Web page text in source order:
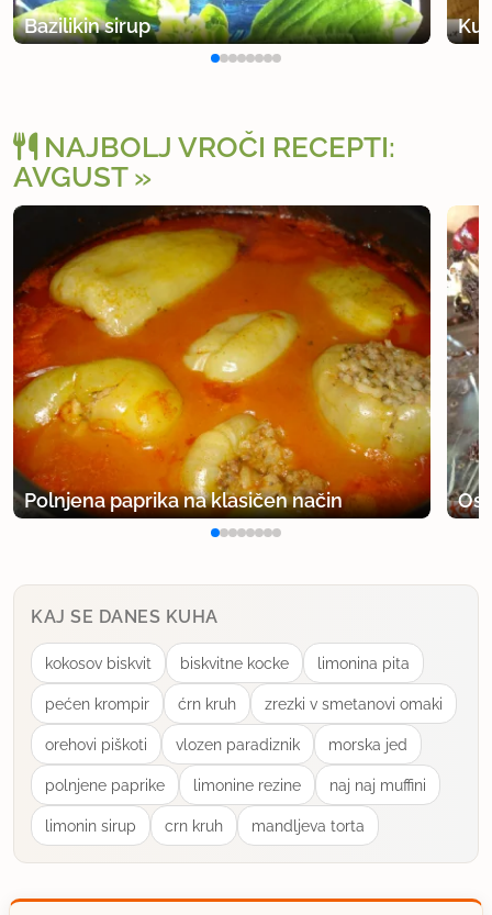
Bazilikin sirup
NAJBOLJ VROČI RECEPTI:
AVGUST
Polnjena paprika na klasičen način
KAJ SE DANES KUHA
kokosov biskvit biskvitne kocke limonina pita
pećen krompir ćrn kruh zrezki v smetanovi omaki
orehovi piškoti vlozen paradiznik morska jed
polnjene paprike limonine rezine naj naj muffini
limonin sirup crn kruh mandljeva torta